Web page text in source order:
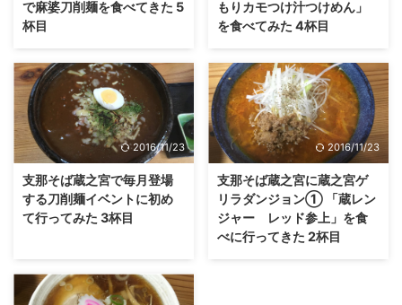
で麻婆刀削麺を食べてきた 5
杯目
もりカモつけ汁つけめん」
を食べてみた 4杯目
2016/11/23
支那そば蔵之宮で毎月登場
する刀削麺イベントに初め
て行ってみた 3杯目
2016/11/23
支那そば蔵之宮に蔵之宮ゲ
リラダンジョン① 「蔵レン
ジャー レッド参上」を食
べに行ってきた 2杯目